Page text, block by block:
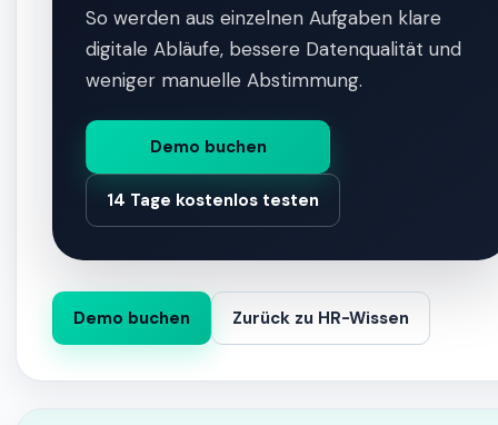
So werden aus einzelnen Aufgaben klare
digitale Abläufe, bessere Datenqualität und
weniger manuelle Abstimmung.
Demo buchen
14 Tage kostenlos testen
Demo buchen Zurück zu HR-Wissen